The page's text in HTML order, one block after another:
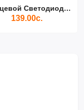
Кольцевой Светодиодный Св...
139.00с.